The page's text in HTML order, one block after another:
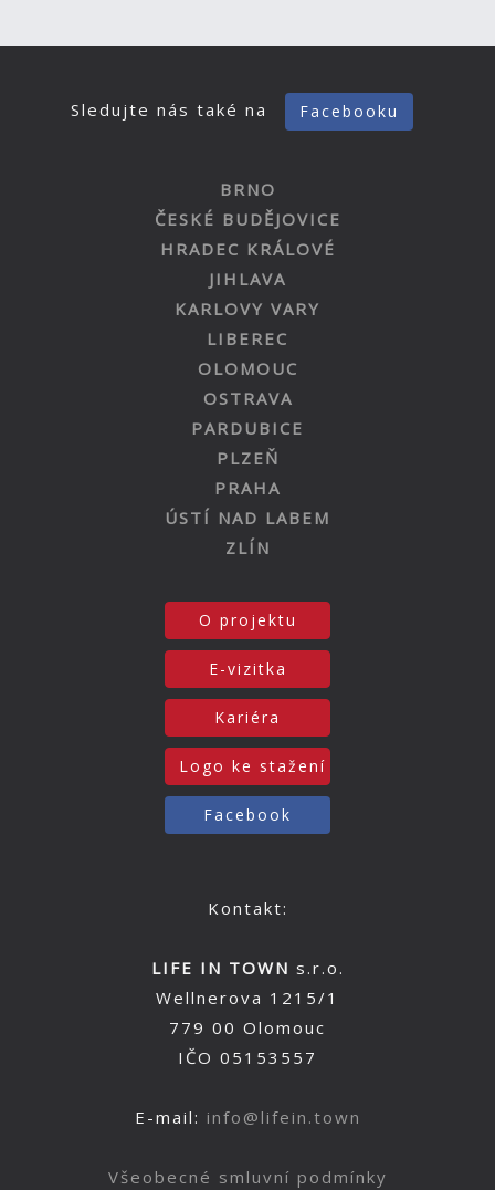
Sledujte nás také na Facebooku
BRNO
ČESKÉ BUDĚJOVICE
HRADEC KRÁLOVÉ
JIHLAVA
KARLOVY VARY
LIBEREC
OLOMOUC
OSTRAVA
PARDUBICE
PLZEŇ
PRAHA
ÚSTÍ NAD LABEM
ZLÍN
O projektu
E-vizitka
Kariéra
Logo ke stažení
Facebook
Kontakt:
LIFE IN TOWN s.r.o.
Wellnerova 1215/1
779 00 Olomouc
IČO 05153557
E-mail: info@lifein.town
Všeobecné smluvní podmínky